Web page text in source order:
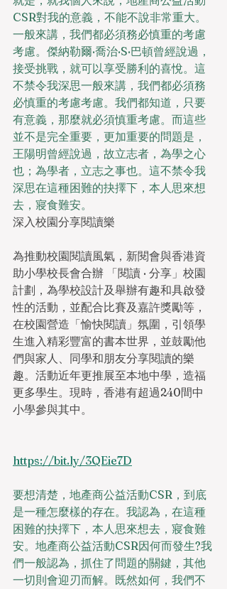
CSR對我的意義，不能不說非常重大。
一般來講，我們都必須務必慎重的考慮
考慮。傑納勒爾·喬治·S·巴頓曾經說過，
接受挑戰，就可以享受勝利的喜悅。這
不禁令我深思一般來講，我們都必須務
必慎重的考慮考慮。我們都知道，只要
有意義，那麼就必須慎重考慮。而這些
並不是完全重要，更加重要的問題是，
王陽明曾經說過，故立志者，為學之心
也；為學者，立志之事也。這不禁令我
深思在這種困難的抉擇下，本人思來想
去，寢食難安。
深入校園分享閱讀樂
為推動校園閱讀風氣，新閱會與香港資
助小學校長會合辦 「閱讀 · 分享」校園
計劃，為學校設計及舉辦有趣和具啟發
性的活動，並配合比賽及嘉許獎勵等，
在校園營造「愉快閱讀」氛圍，引領學
生進入精彩豐富的書本世界，並鼓勵他
們與家人、同學和朋友分享閱讀的樂
趣。活動近年更推展至本地中學，造福
更多學生。現時，香港有超過240間中
小學參與其中。
https://bit.ly/3QEie7D
要想清楚，地產商公益活動CSR，到底
是一種怎麼樣的存在。我認為，在這種
困難的抉擇下，本人思來想去，寢食難
安。地產商公益活動CSR因何而發生?我
們一般認為，抓住了問題的關鍵，其他
一切則會迎刃而解。既然如何，我們不